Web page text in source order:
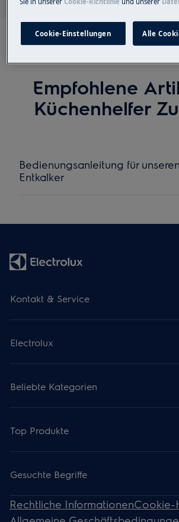
Empfohlene
Küchenhelfer
Bedienungsanleitung für
Entkalker
Kontakt & Service
Electrolux
Beliebte Kategorien
Top Produkte
Gesuchte Begriffe
Rechtliche InformationenCookie-
Cookie-Einstellungen Alle